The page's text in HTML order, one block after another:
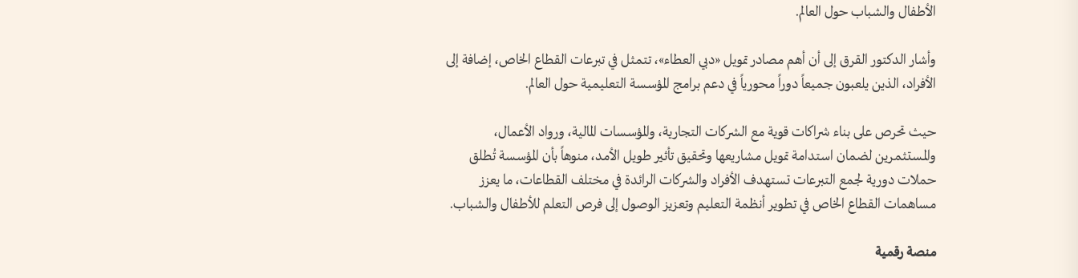
الأطفال والشباب حول العالم.
وأشار الدكتور القرق إلى أن أهم مصادر تمويل «دبي العطاء»، تتمثل في تبرعات القطاع الخاص، إضافة إلى
الأفراد، الذين يلعبون جميعاً دوراً محورياً في دعم برامج المؤسسة التعليمية حول العالم.
حيث تحرص على بناء شراكات قوية مع الشركات التجارية، والمؤسسات المالية، ورواد الأعمال،
والمستثمرين لضمان استدامة تمويل مشاريعها وتحقيق تأثير طويل الأمد، منوهاً بأن المؤسسة تُطلق
حملات دورية لجمع التبرعات تستهدف الأفراد والشركات الرائدة في مختلف القطاعات، ما يعزز
مساهمات القطاع الخاص في تطوير أنظمة التعليم وتعزيز الوصول إلى فرص التعلم للأطفال والشباب.
منصة رقمية